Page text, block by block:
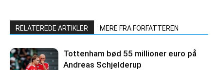
RELATEREDE ARTIKLER MERE FRA FORFATTEREN
Tottenham bød 55 millioner euro på
Andreas Schjelderup